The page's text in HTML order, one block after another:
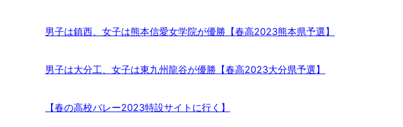
男子は鎮西、女子は熊本信愛女学院が優勝【春高2023熊本県予選】
男子は大分工、女子は東九州龍谷が優勝【春高2023大分県予選】
【春の高校バレー2023特設サイトに行く】